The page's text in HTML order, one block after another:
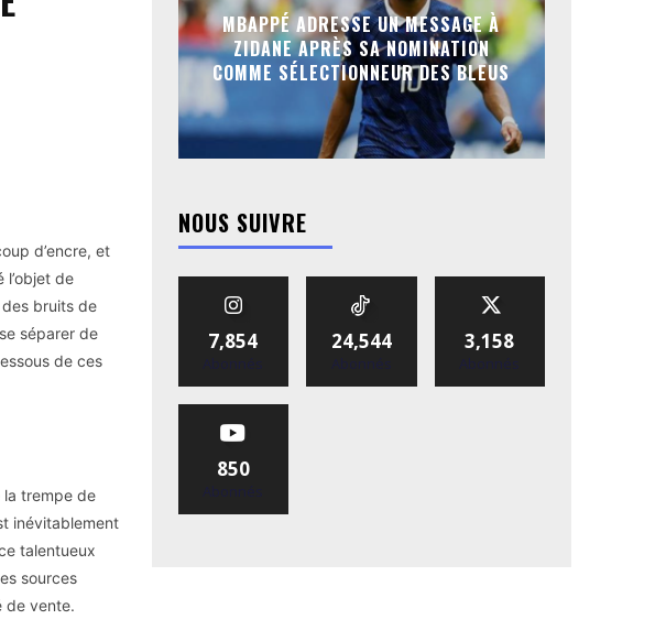
d’encre, et
l’objet de
bruits de
séparer de
de ces
la trempe de
inévitablement
talentueux
sources
de vente.
MBAPPÉ ADRESSE UN MESSAGE À
ZIDANE APRÈS SA NOMINATION
COMME SÉLECTIONNEUR DES BLEUS
NOUS SUIVRE
7,854
Abonnés
24,544
Abonnés
3,158
Abonnés
850
Abonnés